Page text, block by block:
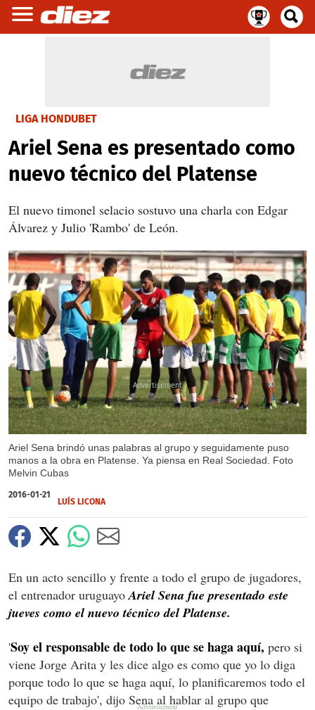
LIGA HONDUBET
Ariel Sena es presentado como
nuevo técnico del Platense
El nuevo timonel selacio sostuvo una charla con Edgar
Álvarez y Julio 'Rambo' de León.
Ariel Sena brindó unas palabras al grupo y seguidamente puso
manos a la obra en Platense. Ya piensa en Real Sociedad. Foto
Melvin Cubas
X
X
X
2016-01-21
LUÍS LICONA
En un acto sencillo y frente a todo el grupo de jugadores,
el entrenador uruguayo Ariel Sena fue presentado este
jueves como el nuevo técnico del Platense.
'Soy el responsable de todo lo que se haga aquí, pero si
viene Jorge Arita y les dice algo es como que yo lo diga
porque todo lo que se haga aquí, lo planificaremos todo el
equipo de trabajo', dijo Sena al hablar al grupo que